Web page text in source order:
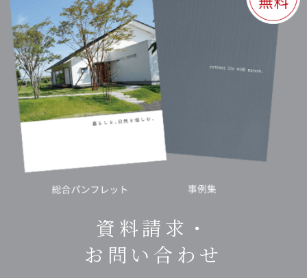
資料請求・
お問い合わせ